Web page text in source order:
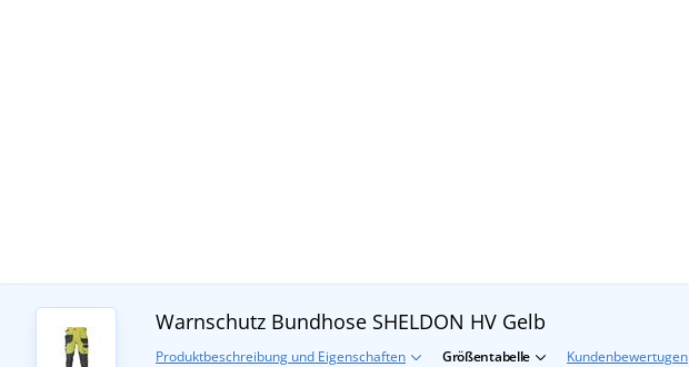
Warnschutz Bundhose SHELDON HV Gelb
Produktbeschreibung und Eigenschaften Größentabelle Kundenbewertugen